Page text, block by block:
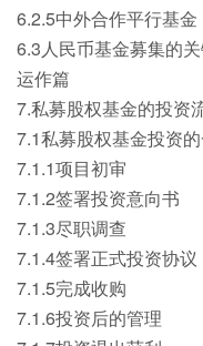
6.2.5中外合作平行基金
6.3人民币基金募集的
运作篇
7.私募股权基金的投资
7.1私募股权基金投资
7.1.1项目初审
7.1.2签署投资意向书
7.1.3尽职调查
7.1.4签署正式投资协议
7.1.5完成收购
7.1.6投资后的管理